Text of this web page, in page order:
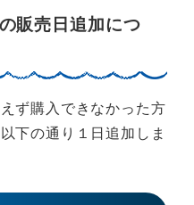
販売日追加につ
ず購入できなかった方
下の通り１日追加しま